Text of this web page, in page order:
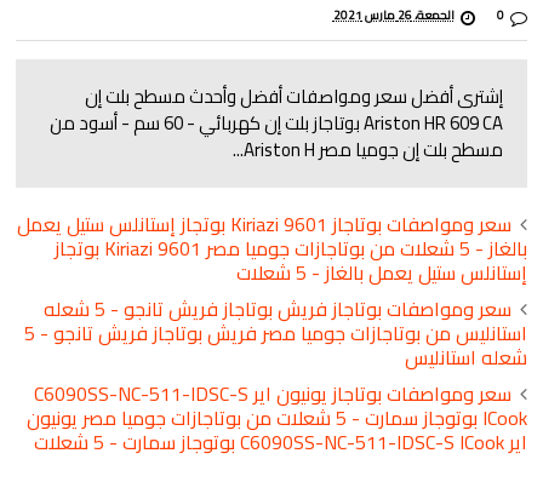
0 الجمعة، 26 مارس 2021
إشترى أفضل سعر ومواصفات أفضل وأحدث مسطح بلت إن
Ariston HR 609 CA بوتاجاز بلت إن كهربائي - 60 سم - أسود من
مسطح بلت إن جوميا مصر Ariston H...
سعر ومواصفات بوتاجاز Kiriazi 9601 بوتجاز إستانلس ستيل يعمل
بالغاز - 5 شعلات من بوتاجازات جوميا مصر Kiriazi 9601 بوتجاز
إستانلس ستيل يعمل بالغاز - 5 شعلات
سعر ومواصفات بوتاجاز فريش بوتاجاز فريش تانجو - 5 شعله
استانليس من بوتاجازات جوميا مصر فريش بوتاجاز فريش تانجو - 5
شعله استانليس
سعر ومواصفات بوتاجاز يونيون اير C6090SS-NC-511-IDSC-S
ICook بوتوجاز سمارت - 5 شعلات من بوتاجازات جوميا مصر يونيون
اير C6090SS-NC-511-IDSC-S ICook بوتوجاز سمارت - 5 شعلات